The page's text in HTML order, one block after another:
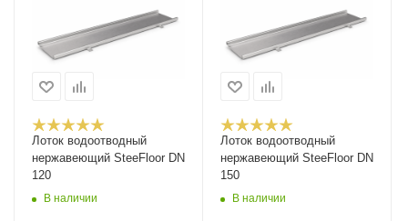
Лоток водоотводный
нержавеющий SteeFloor DN
120
В наличии
Лоток водоотводный
нержавеющий SteeFloor DN
150
В наличии